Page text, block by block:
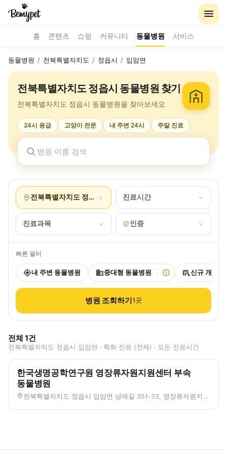
홈 콘텐츠 쇼핑 커뮤니티 동물병원 서비스
동물병원 / 전북특별자치도 / 정읍시 / 입암면
전북특별자치도 정읍시 동물병원 찾기
전북특별자치도 정읍시 동물병원을 찾아보세요
24시 응급 고양이 전문 내 주변 24시 주말 진료
전북특별자치도 정읍시 입암면진료시간
진료과목 인증
빠른 필터
내 주변 동물병원 중대형 동물병원 신규 개원
병원 조회하기1곳
전체 1건
전북특별자치도 정읍시 입암면 · 특화 진료 (전체) · 모든 진료시간
한국생명공학연구원 영장류자원지원센터 부속
동물병원
전북특별자치도 정읍시 입암면 넝메길 351-33, 영장류자원지원센터